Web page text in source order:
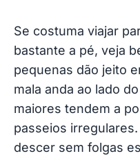
Se costuma viajar
bastante a pé, veja
pequenas dão jeito
mala anda ao lado
maiores tendem a
passeios
descer sem folgas